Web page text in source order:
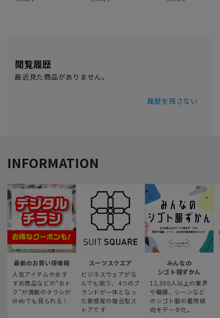
閲覧履歴
最近見た商品がありません。
履歴を残さない
INFORMATION
最新のお買い得情報
人気アイテムやおす
すめ商品などの“おト
ク“が満載のチラシが
Webでも見られる！
スーツスクエア
ビジネスウェアがな
んでも揃う、4つのブ
ランドが一体となっ
た新感覚の複合型ス
トアです
みんなの
シゴト服ずかん
12,000人以上の業界
や職種、シーンなど
のシゴト服の着用傾
向をデータ化。